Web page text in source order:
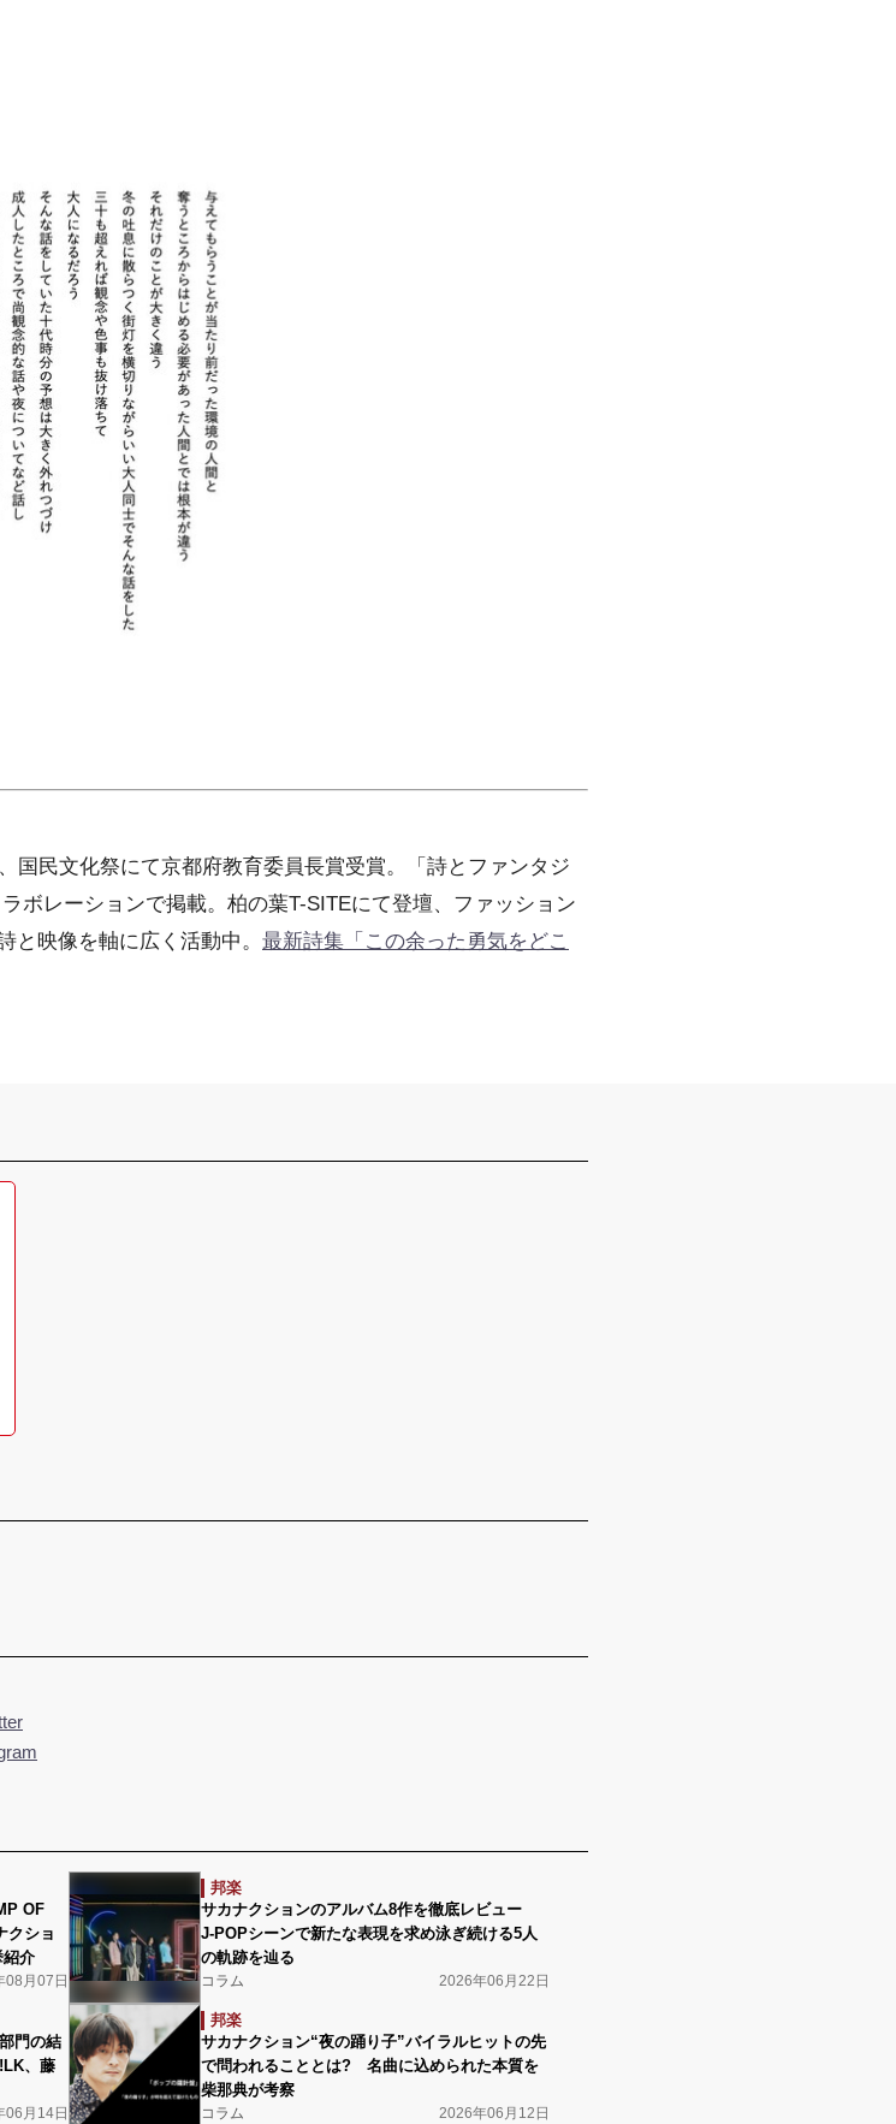
国民文化祭にて京都府教育委員長賞受賞。「詩とファンタジ
ボレーションで掲載。柏の葉T-SITEにて登壇、ファッション
と映像を軸に広く活動中。 最新詩集「この余った勇気をどこ
OF
クショ
紹介
08月07日
邦楽
サカナクションのアルバム8作を徹底レビュー
J-POPシーンで新たな表現を求め泳ぎ続ける5人
の軌跡を辿る
コラム 2026年06月22日
門の結
、藤
06月14日
邦楽
サカナクション“夜の踊り子”バイラルヒットの先
で問われることとは? 名曲に込められた本質を
柴那典が考察
コラム 2026年06月12日